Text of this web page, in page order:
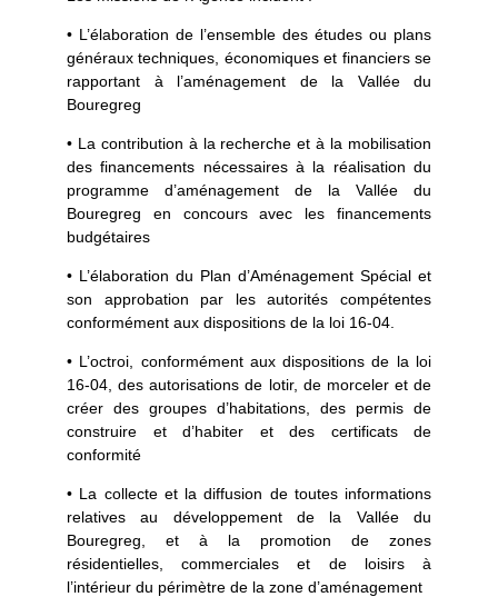
• L’élaboration de l’ensemble des études ou plans
généraux techniques, économiques et financiers se
rapportant à l’aménagement de la Vallée du
Bouregreg
• La contribution à la recherche et à la mobilisation
des financements nécessaires à la réalisation du
programme d’aménagement de la Vallée du
Bouregreg en concours avec les financements
budgétaires
• L’élaboration du Plan d’Aménagement Spécial et
son approbation par les autorités compétentes
conformément aux dispositions de la loi 16-04.
• L’octroi, conformément aux dispositions de la loi
16-04, des autorisations de lotir, de morceler et de
créer des groupes d’habitations, des permis de
construire et d’habiter et des certificats de
conformité
• La collecte et la diffusion de toutes informations
relatives au développement de la Vallée du
Bouregreg, et à la promotion de zones
résidentielles, commerciales et de loisirs à
l’intérieur du périmètre de la zone d’aménagement